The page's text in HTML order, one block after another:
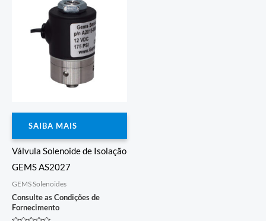
SAIBA MAIS
Válvula Solenoide de Isolação
GEMS AS2027
GEMS Solenoides
Consulte as Condições de
Fornecimento